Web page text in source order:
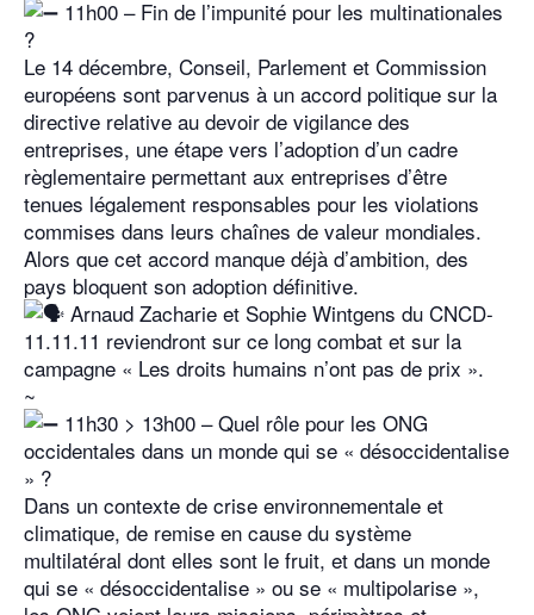
11h00 – Fin de l’impunité pour les multinationales
?
Le 14 décembre, Conseil, Parlement et Commission
européens sont parvenus à un accord politique sur la
directive relative au devoir de vigilance des
entreprises, une étape vers l’adoption d’un cadre
règlementaire permettant aux entreprises d’être
tenues légalement responsables pour les violations
commises dans leurs chaînes de valeur mondiales.
Alors que cet accord manque déjà d’ambition, des
pays bloquent son adoption définitive.
Arnaud Zacharie et Sophie Wintgens du CNCD-
11.11.11 reviendront sur ce long combat et sur la
campagne « Les droits humains n’ont pas de prix ».
~
11h30 > 13h00 – Quel rôle pour les ONG
occidentales dans un monde qui se « désoccidentalise
» ?
Dans un contexte de crise environnementale et
climatique, de remise en cause du système
multilatéral dont elles sont le fruit, et dans un monde
qui se « désoccidentalise » ou se « multipolarise »,